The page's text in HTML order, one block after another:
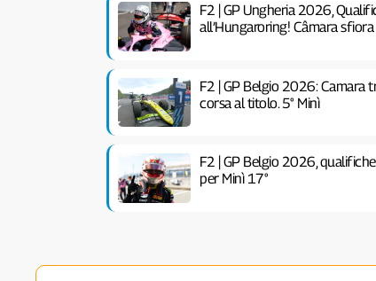
F2 | GP Ungheria 2026,
all’Hungaroring! Câmara
F2 | GP Belgio 2026: Camara
corsa al titolo. 5° Minì
F2 | GP Belgio 2026,
per Minì 17°